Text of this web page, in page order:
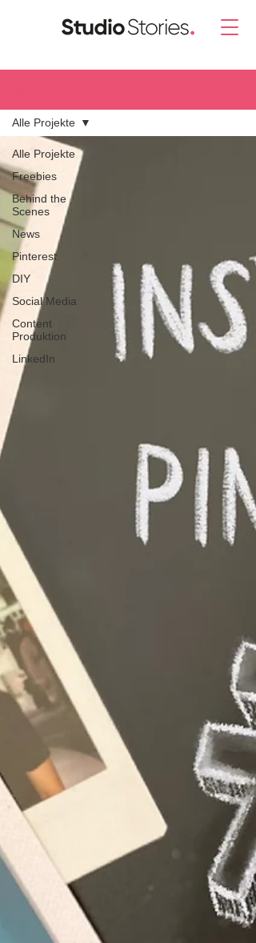
Alle Projekte
Freebies
Behind the
Scenes
News
Pinterest
DIY
Social Media
Content
Produktion
LinkedIn
Alle Projekte